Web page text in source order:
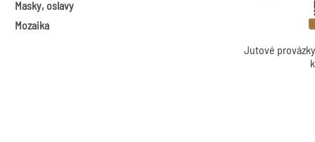
Metalické vosky
Slupovací barvy na sklo
Masky, oslavy
Mozaika
Jutové